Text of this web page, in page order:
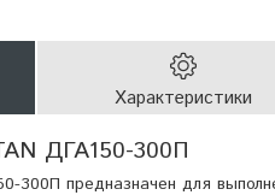
Характеристики
ДГА150-300П
300П предназначен для